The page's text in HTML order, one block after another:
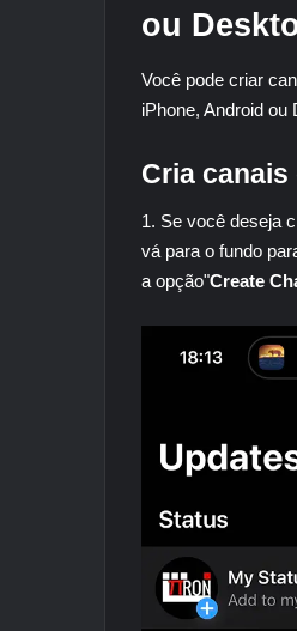
ou
Você pode criar
iPhone, Android ou
Cria
1. Se você deseja
vá para o fundo
a opção"Create